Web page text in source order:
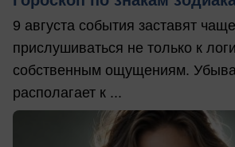
9 августа события заставят чаще
прислушиваться не только к
собственным ощущениям.
располагает к ...